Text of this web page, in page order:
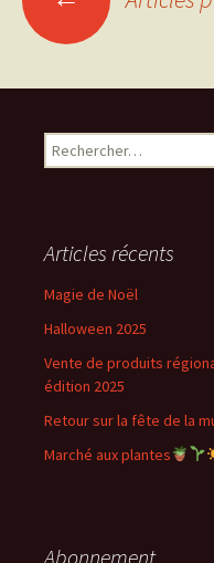
des
articles
Rechercher :
Articles récents
Magie de Noël
Halloween 2025
Vente de produits
édition 2025
Retour sur la fête de la
Marché aux plantes
Abonnement